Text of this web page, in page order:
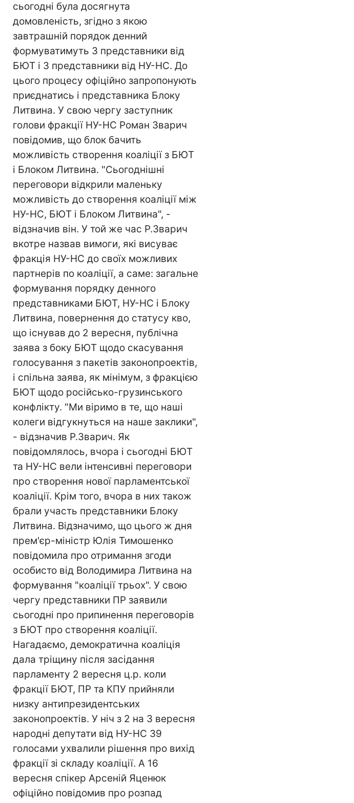
сьогодні була досягнута
домовленість, згідно з якою
завтрашній порядок денний
формуватимуть 3 представники від
БЮТ і 3 представники від НУ-НС. До
цього процесу офіційно запропонують
приєднатись і представника Блоку
Литвина. У свою чергу заступник
голови фракції НУ-НС Роман Зварич
повідомив, що блок бачить
можливість створення коаліції з БЮТ
і Блоком Литвина. "Сьогоднішні
переговори відкрили маленьку
можливість до створення коаліції між
НУ-НС, БЮТ і Блоком Литвина", -
відзначив він. У той же час Р.Зварич
вкотре назвав вимоги, які висуває
фракція НУ-НС до своїх можливих
партнерів по коаліції, а саме: загальне
формування порядку денного
представниками БЮТ, НУ-НС і Блоку
Литвина, повернення до статусу кво,
що існував до 2 вересня, публічна
заява з боку БЮТ щодо скасування
голосування з пакетів законопроектів,
і спільна заява, як мінімум, з фракцією
БЮТ щодо російсько-грузинського
конфлікту. "Ми віримо в те, що наші
колеги відгукнуться на наше заклики",
- відзначив Р.Зварич. Як
повідомлялось, вчора і сьогодні БЮТ
та НУ-НС вели інтенсивні переговори
про створення нової парламентської
коаліції. Крім того, вчора в них також
брали участь представники Блоку
Литвина. Відзначимо, що цього ж дня
прем'єр-міністр Юлія Тимошенко
повідомила про отримання згоди
особисто від Володимира Литвина на
формування "коаліції трьох". У свою
чергу представники ПР заявили
сьогодні про припинення переговорів
з БЮТ про створення коаліції.
Нагадаємо, демократична коаліція
дала тріщину після засідання
парламенту 2 вересня ц.р. коли
фракції БЮТ, ПР та КПУ прийняли
низку антипрезидентських
законопроектів. У ніч з 2 на 3 вересня
народні депутати від НУ-НС 39
голосами ухвалили рішення про вихід
фракції зі складу коаліції. А 16
вересня спікер Арсеній Яценюк
офіційно повідомив про розпад